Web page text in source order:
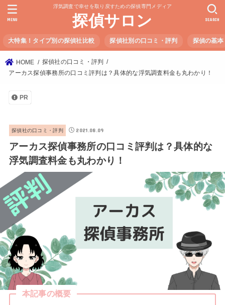
浮気調査で幸せを取り戻すための探偵専門メディア
探偵サロン
大特集！タイプ別の探偵社比較 探偵社別の口コミ・評判 探偵の基本
SEARCH
MENU
HOME
探偵社の口コミ・評判
アーカス探偵事務所の口コミ評判は？具体的な浮気調査料金も丸わかり！
PR
探偵社の口コミ・評判 2021.08.09
アーカス探偵事務所の口コミ評判は？具体的な
浮気調査料金も丸わかり！
本記事の概要